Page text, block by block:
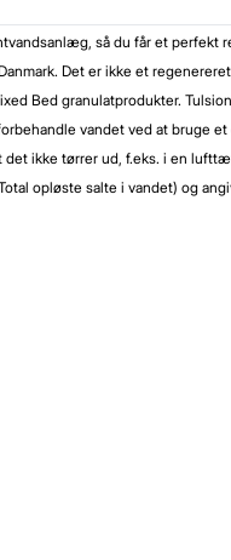
så du får et
Det er ikke et
Bed granulatprodukter.
vandet ved at bruge
ikke tørrer ud, f.eks. i en
opløste salte i vandet) og